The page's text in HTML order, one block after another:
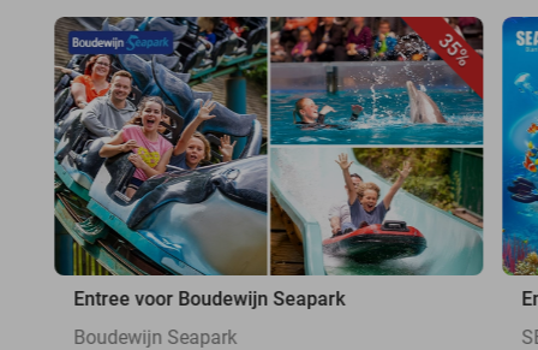
35%
Entree voor Boudewijn Seapark
Boudewijn Seapark